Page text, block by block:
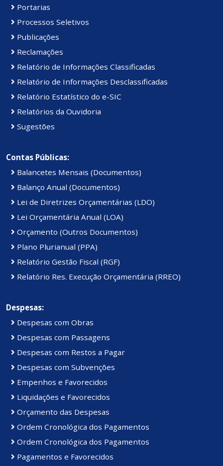
Portarias
Processos Seletivos
Publicações
Reclamações
Relatório de Informações Classificadas
Relatório de Informações Desclassificadas
Relatório Estatístico do e-SIC
Relatórios da Ouvidoria
Sugestões
Contas Públicas:
Balancetes Mensais (Documentos)
Balanço Anual (Documentos)
Lei de Diretrizes Orçamentárias (LDO)
Lei Orçamentária Anual (LOA)
Orçamento (Outros Documentos)
Plano Plurianual (PPA)
Relatório Gestão Fiscal (RGF)
Relatório Res. Execução Orçamentária (RREO)
Despesas:
Despesas com Obras
Despesas com Passagens
Despesas com Restos a Pagar
Despesas com Subvenções
Empenhos e Favorecidos
Liquidações e Favorecidos
Orçamento das Despesas
Ordem Cronológica dos Pagamentos
Ordem Cronológica dos Pagamentos
Pagamentos e Favorecidos